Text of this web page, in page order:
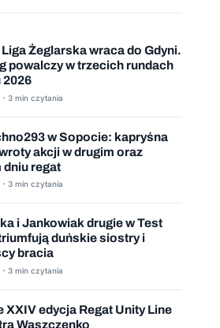
Żeglarska wraca do Gdyni.
powalczy w trzecich rundach
2026
3 min czytania
w Sopocie: kapryśna
akcji w drugim oraz
dniu regat
3 min czytania
i Jankowiak drugie w Test
duńskie siostry i
bracia
3 min czytania
XXIV edycja Regat Unity Line
Waszczenko